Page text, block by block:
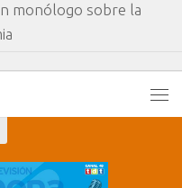
monólogo sobre la